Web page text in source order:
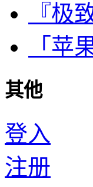
『极
「苹
其他
登入
注册